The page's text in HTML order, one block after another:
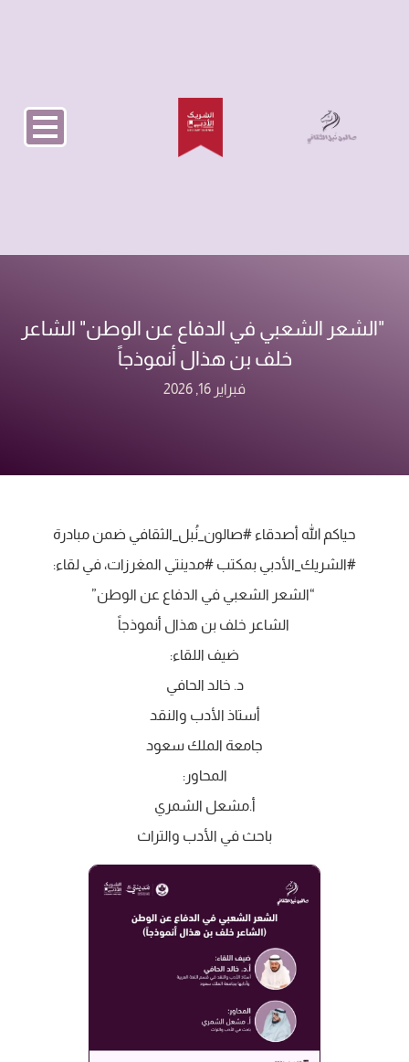
‏ "الشعر الشعبي في الدفاع عن الوطن"‏ الشاعر
خلف بن هذال أنموذجاً
فبراير 16, 2026
‏حياكم الله أصدقاء ⁧‫#صالون_نُبل_الثقافي‬⁩ ضمن مبادرة
⁧‫#الشريك_الأدبي‬⁩ بمكتب ⁧‫#مدينتي‬⁩ المغرزات، في لقاء:
‏ “الشعر الشعبي في الدفاع عن الوطن”
‏ الشاعر خلف بن هذال أنموذجاً
‏ضيف اللقاء:
‏د. خالد الحافي
‏أستاذ الأدب والنقد
‏جامعة الملك سعود
‏المحاور:
‏أ.مشعل الشمري
‏باحث في الأدب والتراث